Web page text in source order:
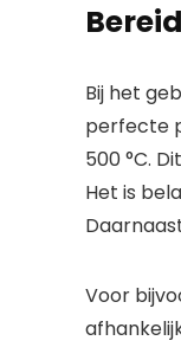
Bij het
perfecte
500 °C.
Het is
Voor